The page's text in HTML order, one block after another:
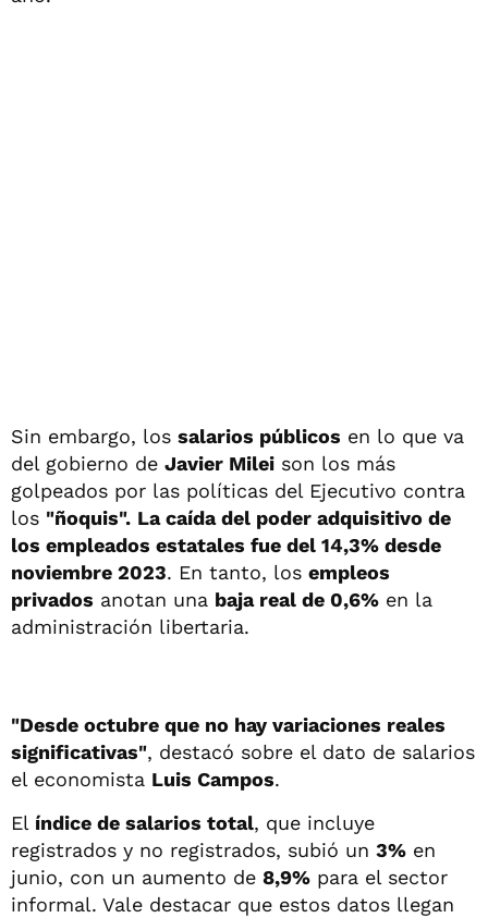
Sin embargo, los salarios públicos en lo que va
del gobierno de Javier Milei son los más
golpeados por las políticas del Ejecutivo contra
los "ñoquis". La caída del poder adquisitivo de
los empleados estatales fue del 14,3% desde
noviembre 2023. En tanto, los empleos
privados anotan una baja real de 0,6% en la
administración libertaria.
"Desde octubre que no hay variaciones reales
significativas", destacó sobre el dato de salarios
el economista Luis Campos.
El índice de salarios total, que incluye
registrados y no registrados, subió un 3% en
junio, con un aumento de 8,9% para el sector
informal. Vale destacar que estos datos llegan